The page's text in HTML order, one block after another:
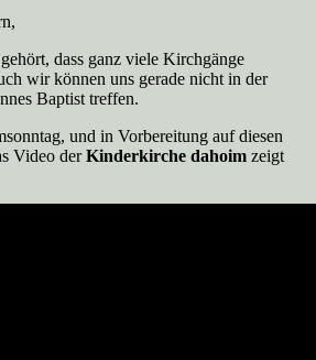
dass ganz viele Kirchgänge
wir können uns gerade nicht in der
Baptist treffen.
und in Vorbereitung auf diesen
Video derKinderkirche dahoim zeigt